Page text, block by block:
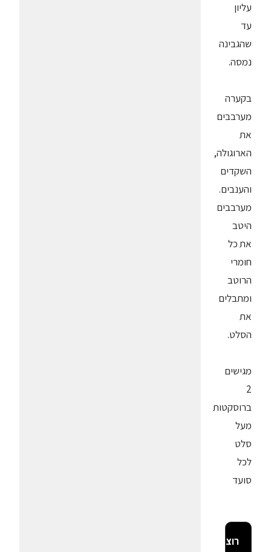
עליון
עד
שהגבינה
נמסה.
בקערה
מערבבים
את
הארוגולה,
השקדים
והענבים.
מערבבים
היטב
את כל
חומרי
הרוטב
ומתבלים
את
הסלט.
מגישים
2
ברוסקטות
מעל
סלט
לכל
סועד
רוצה